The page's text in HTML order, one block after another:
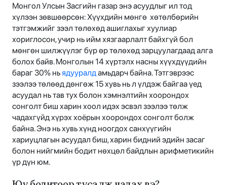
Монгол Улсын Засгийн газар энэ асуудлыг ил тод
хүлээн зөвшөөрсөн: Хүүхдийн мөнгө хөтөлбөрийн
тэтгэмжийг зээл төлөхөд ашиглахыг хуулиар
хориглосон, учир нь ийм хязгаарлалт байхгүй бол
мөнгөн шилжүүлэг бүр өр төлөхөд зарцуулагдаад алга
болох байв. Монголын 14 хүртэлх насны хүүхдүүдийн
бараг 30% ньядууралдамьдарч байна. Тэтгэврээс
зээлээ төлөөд дөнгөж 15 хувь нь л үлдэж байгаа үед
асуудал нь тав тух болон хэмнэлтийн хоорондох
сонголт биш харин хоол идэх эсвэл зээлээ төлж
чадахгүйд хүрэх хоёрын хоорондох сонголт болж
байна. Энэ нь хувь хүнд ноогдох санхүүгийн
хариуцлагын асуудал биш, харин бидний эдийн засаг
болон нийгмийн бодит нөхцөл байдлын арифметикийн
үр дүн юм.